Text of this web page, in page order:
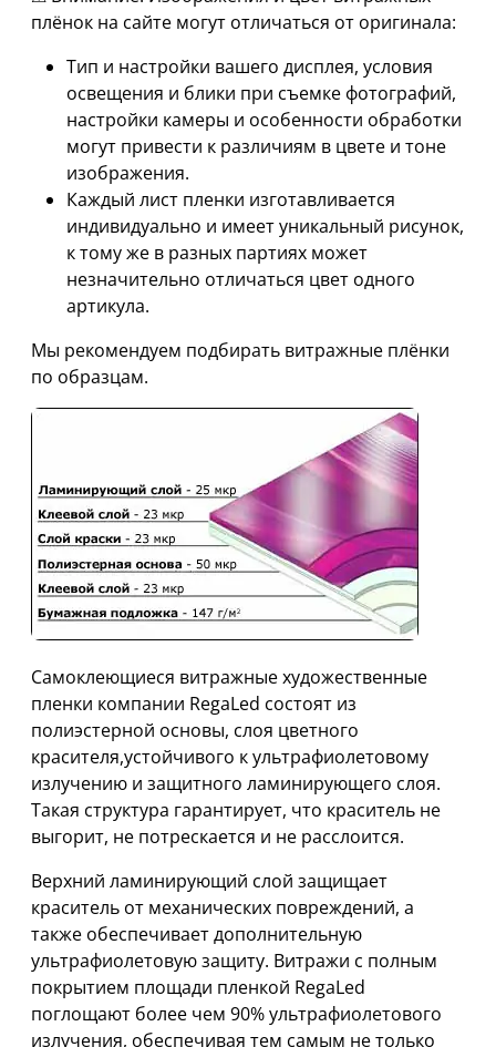
плёнок на сайте могут отличаться от оригинала:
Тип и настройки вашего дисплея, условия
освещения и блики при съемке фотографий,
настройки камеры и особенности обработки
могут привести к различиям в цвете и тоне
изображения.
Каждый лист пленки изготавливается
индивидуально и имеет уникальный рисунок,
к тому же в разных партиях может
незначительно отличаться цвет одного
артикула.
Мы рекомендуем подбирать витражные плёнки
по образцам.
Cамоклеющиеся витражные художественные
пленки компании RegaLed состоят из
полиэстерной основы, слоя цветного
красителя,устойчивого к ультрафиолетовому
излучению и защитного ламинирующего слоя.
Такая структура гарантирует, что краситель не
выгорит, не потрескается и не расслоится.
Верхний ламинирующий слой защищает
краситель от механических повреждений, а
также обеспечивает дополнительную
ультрафиолетовую защиту. Витражи с полным
покрытием площади пленкой RegaLed
поглощают более чем 90% ультрафиолетового
излучения, обеспечивая тем самым не только